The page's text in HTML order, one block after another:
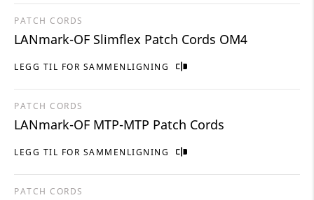
LEGG TIL FOR SAMMENLIGNING
PATCH CORDS
LANmark-OF Slimflex Patch Cords OM4
LEGG TIL FOR SAMMENLIGNING
PATCH CORDS
LANmark-OF MTP-MTP Patch Cords
PATCH CORDS